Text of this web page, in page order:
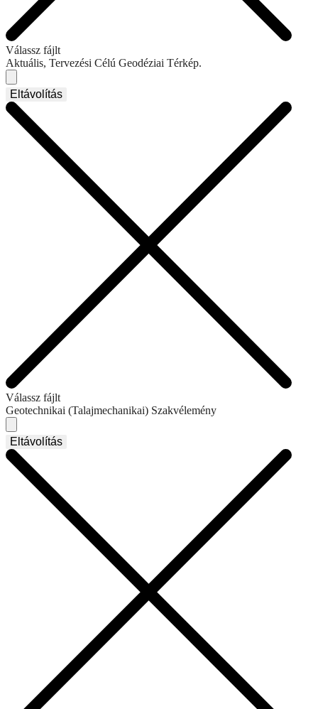
Válassz fájlt
Aktuális, Tervezési Célú Geodéziai Térkép.
Eltávolítás
Válassz fájlt
Geotechnikai (Talajmechanikai) Szakvélemény
Eltávolítás